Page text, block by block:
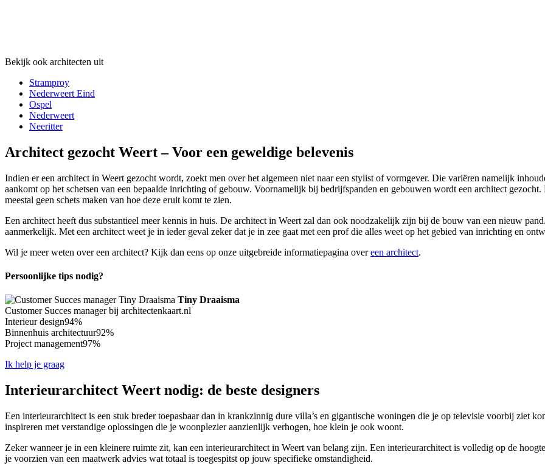
Bekijk ook architecten uit
Stramproy
Nederweert Eind
Ospel
Nederweert
Neeritter
Architect gezocht Weert – Voor een geweldige belevenis
Indien er een architect in Weert gezocht wordt, zoekt men over het algemeen niet naar een stylist of vormgever. Die variëren namelijk
aankomt op het schetsen van een bepaalde inrichting of gebouw. Voornamelijk bij bedrijfspanden en gebouwen wordt een architect
meestal geen schets maken van hoe deze eruit komt te zien.
Een architect heeft dus substantieel meer kennis in huis. De architect in Weert zal dan ook noodzakelijk zijn bij de bouw van een nieuw
aanmerkelijk. Met een architect weet je in ieder geval zeker dat je in zee gaat met een prof die alles weet op het gebied van inrichting en
Wil je meer weten over een architect? Kijk dan eens op onze uitgebreide informatiepagina overeen architect.
Persoonlijke tips nodig?
Tiny Draaisma
Customer Succes manager bij architectenkaart.nl
Interieur design94%
Binnenhuis architectuur92%
Project management97%
Ik help je graag
Interieurarchitect Weert nodig: de beste designers
Een interieurarchitect is een stuk breder toepasbaar dan in krankzinnig dure villa’s en gigantische woningen die je op televisie voorbij ziet
inspireren met verstandige oplossingen die je woonplezier aanzienlijk verhogen, hoe klein je ook woont.
Zeker wanneer je in een kleinere ruimte zit, kan een interieurarchitect in Weert van belang zijn. Een interieurarchitect is volledig op de
je voorzien van een maatwerk advies wat totaal is toegespitst op jouw specifieke omstandigheid.